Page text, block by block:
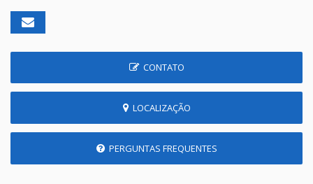
CONTATO
LOCALIZAÇÃO
PERGUNTAS FREQUENTES